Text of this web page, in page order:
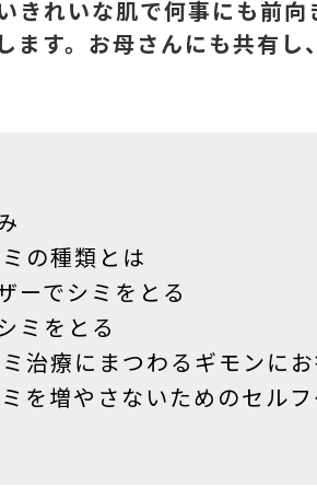
きれいな肌で何事にも前
ます。お母さんにも共有
の種類とは
ーでシミをとる
ミをとる
治療にまつわるギモンに
を増やさないためのセルフ